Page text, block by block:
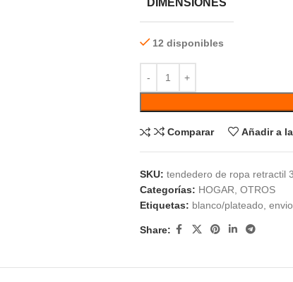
DIMENSIONES
12 disponibles
Comparar Añadir a
SKU: tendedero de ropa retractil
Categorías: HOGAR, OTROS
Etiquetas: blanco/plateado,
Share: